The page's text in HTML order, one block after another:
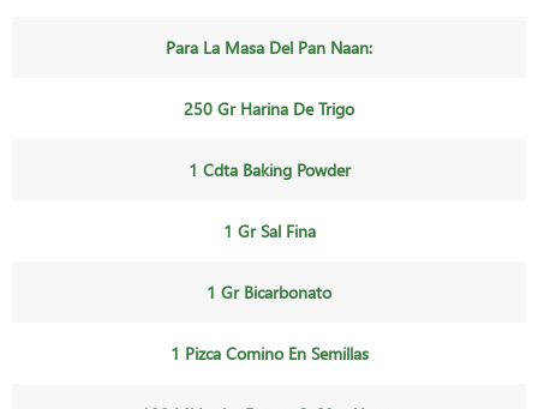
Para La Masa Del Pan Naan:
250 Gr Harina De Trigo
1 Cdta Baking Powder
1 Gr Sal Fina
1 Gr Bicarbonato
1 Pizca Comino En Semillas